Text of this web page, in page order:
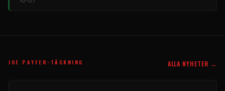
JOE PAYFER-TÄCKNING ALLA NYHETER →